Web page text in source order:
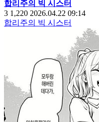
합리주의 빅 시스터
3 1,220 2026.04.22 09:14
합리주의 빅 시스터